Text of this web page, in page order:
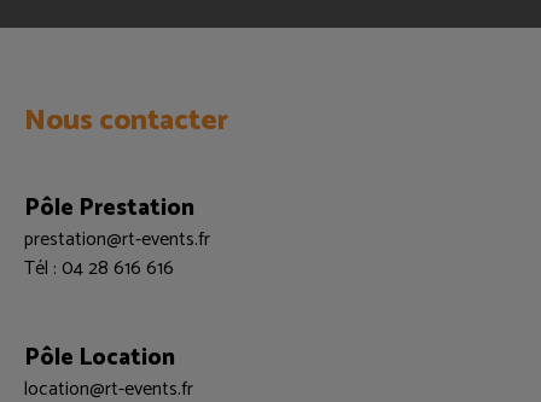
Nous contacter
Pôle Prestation
prestation@rt-events.fr
Tél : 04 28 616 616
Pôle Location
location@rt-events.fr